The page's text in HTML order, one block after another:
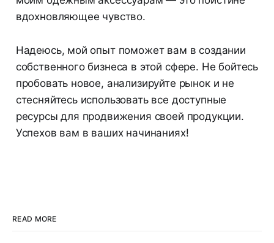
вдохновляющее чувство.
Надеюсь, мой опыт поможет вам в создании
собственного бизнеса в этой сфере. Не бойтесь
пробовать новое, анализируйте рынок и не
стесняйтесь использовать все доступные
ресурсы для продвижения своей продукции.
Успехов вам в ваших начинаниях!
READ MORE